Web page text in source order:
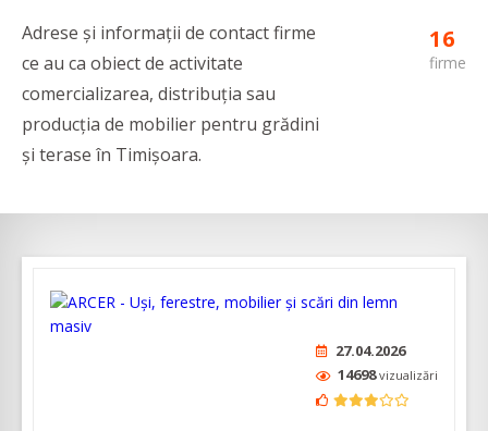
Adrese și informații de contact firme
ce au ca obiect de activitate
comercializarea, distribuția sau
producția de mobilier pentru grădini
și terase în Timișoara.
16
firme
27.04.2026
14698vizualizări